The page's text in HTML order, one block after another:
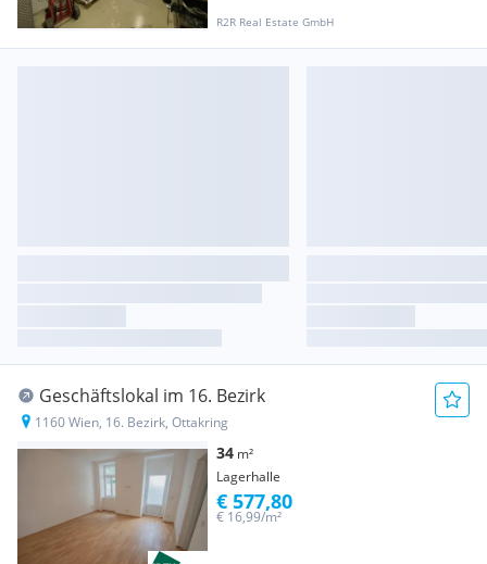
R2R Real Estate GmbH
Geschäftslokal im 16. Bezirk
1160 Wien, 16. Bezirk, Ottakring
34 m²
Lagerhalle
€ 16,99/m²
€ 577,80